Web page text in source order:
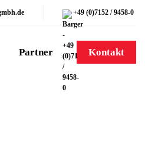
+49 (0)7152 / 9458-0
Partner Kontakt